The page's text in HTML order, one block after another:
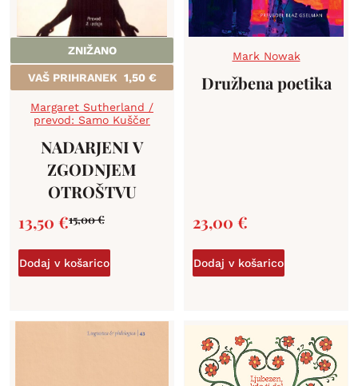
ZNIŽANO
VAŠ PRIHRANEK 1,50 €
Margaret Sutherland /
prevod: Samo Kuščer
NADARJENI V
ZGODNJEM
OTROŠTVU
15,00€
13,50 €
Dodaj v košarico
Mark Nowak
Družbena poetika
23,00 €
Dodaj v košarico